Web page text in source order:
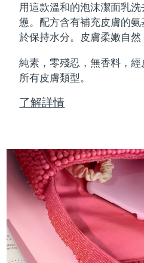
用這款溫和的泡沫潔面乳
憊。配方含有補充皮膚的
於保持水分。皮膚柔嫩自然
純素，零殘忍，無香料，
所有皮膚類型。
了解詳情
FAQ™護膚品
All FAQ™
FAQ™產品
All anti-aging
FAQ™護膚品
All FAQ™
FAQ™產品
All LED
FAQ™產品
All hair
FAQ™
All FAQ™
FAQ™
PEACH™ 2
Professional
PEACH™ 2
Travel-friendly
PEACH™
Cooling IPL
BEAR™ 2
Microcurrent
LUNA™ 4
Firming body
痘肌護理
ESPADA™ 2
Acne treatment
ESPADA™
Concentrated
IRIS™ 2
Rejuvenating
眼部護膚
Advanced eye
KIWI™
Diamond
KIWI™
Blackhead
LUNA™ 4
2-in-1 LED
FLIP™ play
LED light
牙齒美白
NEW
issa™
Dual LED +
更多的
法屬玻里尼西亞
直布羅陀
希臘
匈牙利
冰島
愛爾蘭